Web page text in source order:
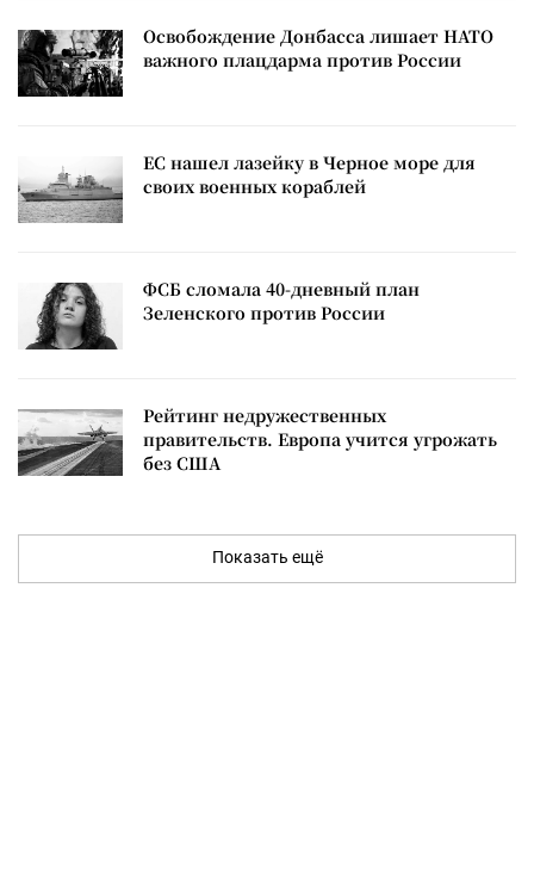
Освобождение Донбасса лишает НАТО
важного плацдарма против России
ЕС нашел лазейку в Черное море для
своих военных кораблей
ФСБ сломала 40-дневный план
Зеленского против России
Рейтинг недружественных
правительств. Европа учится угрожать
без США
Показать ещё